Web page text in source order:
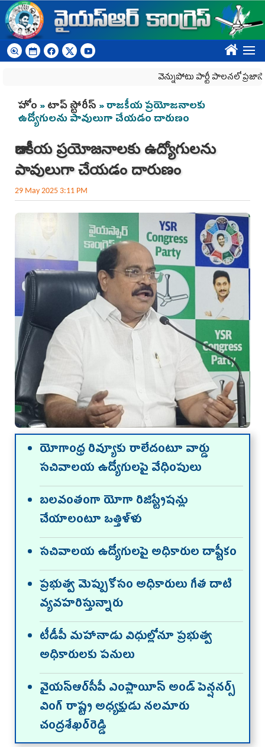
Skip to main content
????
వెన్నుపోటు పార్టీ పాలనలో ప్రజాస్వామ్యం
You are here
హోం »టాప్ స్టోరీస్ » రాజకీయ ప్రయోజనాల‌కు
ఉద్యోగులను పావులుగా చేయడం దారుణం
రాజకీయ ప్రయోజనాల‌కు ఉద్యోగులను
పావులుగా చేయడం దారుణం
29 May 2025 3:11 PM
యోగాంధ్ర రివ్యూకు రాలేదంటూ వార్డు
సచివాలయ ఉద్యోగులపై వేధింపులు
బలవంతంగా యోగా రిజిస్ట్రేషన్లు
చేయాలంటూ ఒత్తిళ్ళు
సచివాలయ ఉద్యోగులపై అధికారుల దాష్టీకం
ప్రభుత్వ మెప్పుకోసం అధికారులు గీత దాటి
వ్యవహరిస్తున్నారు
టీడీపీ మహానాడు విధుల్లోనూ ప్రభుత్వ
అధికారులకు పనులు
వైయ‌స్ఆర్‌సీపీ ఎంప్లాయీస్ అండ్ పెన్ష‌న‌ర్స్
వింగ్ రాష్ట్ర అధ్య‌క్షుడు న‌ల‌మారు
చంద్ర‌శేఖ‌ర్‌రెడ్డి